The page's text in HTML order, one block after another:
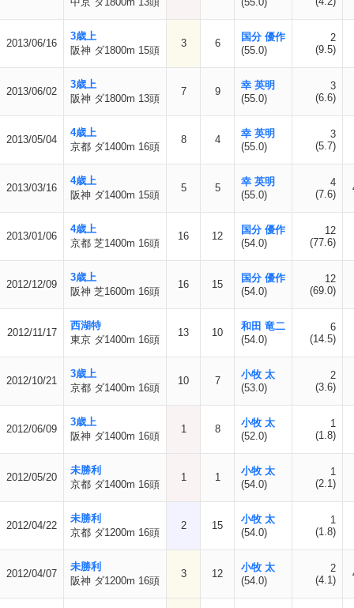
2013/06/16
3歳上
阪神 ダ1800m 15頭
3 6
国分 優作
(55.0)
2
(9.5)
2013/06/02
3歳上
阪神 ダ1800m 13頭
7 9
幸 英明
(55.0)
3
(6.6)
2013/05/04
4歳上
京都 ダ1400m 16頭
8 4
幸 英明
(55.0)
3
(5.7)
2013/03/16
4歳上
阪神 ダ1400m 15頭
5 5
幸 英明
(55.0)
4
(7.6)
2013/01/06
4歳上
京都 芝1400m 16頭
16 12
国分 優作
(54.0)
12
(77.6)
2012/12/09
3歳上
阪神 芝1600m 16頭
16 15
国分 優作
(54.0)
12
(69.0)
2012/11/17
西湖特
東京 ダ1400m 16頭
13 10
和田 竜二
(54.0)
6
(14.5)
2012/10/21
3歳上
京都 ダ1400m 16頭
10 7
小牧 太
(53.0)
2
(3.6)
2012/06/09
3歳上
阪神 ダ1400m 16頭
1 8
小牧 太
(52.0)
1
(1.8)
2012/05/20
未勝利
京都 ダ1400m 16頭
1 1
小牧 太
(54.0)
1
(2.1)
2012/04/22
未勝利
京都 ダ1200m 16頭
2 15
小牧 太
(54.0)
1
(1.8)
2012/04/07
未勝利
阪神 ダ1200m 16頭
3 12
小牧 太
(54.0)
2
(4.1)